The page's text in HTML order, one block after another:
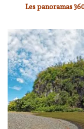
Les panoramas